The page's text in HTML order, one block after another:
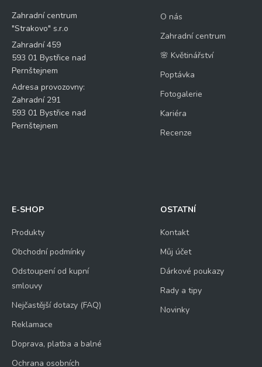
Zahradní centrum
"Strakovo" s.r.o
Zahradní 459
593 01 Bystřice nad
Pernštejnem
Adresa provozovny:
Zahradní 291
593 01 Bystřice nad
Pernštejnem
O nás
Zahradní centrum
🌸 Květinářství
Poptávka
Fotogalerie
Kariéra
Recenze
E-SHOP
Produkty
Obchodní podmínky
Odstoupení od kupní
smlouvy
Nejčastější dotazy (FAQ)
Reklamace
Doprava, platba a balné
Ochrana osobních
OSTATNÍ
Kontakt
Můj účet
Dárkové poukazy
Rady a tipy
Novinky